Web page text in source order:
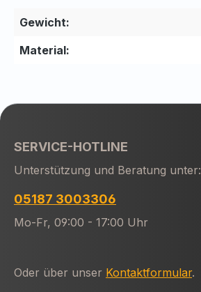
Gewicht:
Material:
SERVICE-HOTLINE
Unterstützung und Beratung unter:
05187 3003306
Mo-Fr, 09:00 - 17:00 Uhr
Oder über unser Kontaktformular.